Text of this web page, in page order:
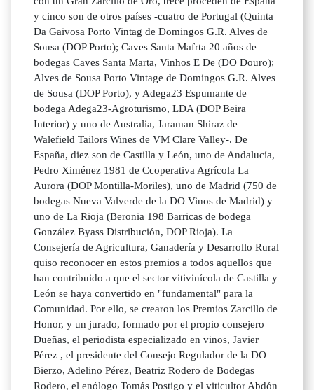
y cinco son de otros países -cuatro de Portugal (Quinta
Da Gaivosa Porto Vintag de Domingos G.R. Alves de
Sousa (DOP Porto); Caves Santa Mafrta 20 años de
bodegas Caves Santa Marta, Vinhos E De (DO Douro);
Alves de Sousa Porto Vintage de Domingos G.R. Alves
de Sousa (DOP Porto), y Adega23 Espumante de
bodega Adega23-Agroturismo, LDA (DOP Beira
Interior) y uno de Australia, Jaraman Shiraz de
Walefield Tailors Wines de VM Clare Valley-. De
España, diez son de Castilla y León, uno de Andalucía,
Pedro Ximénez 1981 de Ccoperativa Agrícola La
Aurora (DOP Montilla-Moriles), uno de Madrid (750 de
bodegas Nueva Valverde de la DO Vinos de Madrid) y
uno de La Rioja (Beronia 198 Barricas de bodega
González Byass Distribución, DOP Rioja). La
Consejería de Agricultura, Ganadería y Desarrollo Rural
quiso reconocer en estos premios a todos aquellos que
han contribuido a que el sector vitivinícola de Castilla y
León se haya convertido en "fundamental" para la
Comunidad. Por ello, se crearon los Premios Zarcillo de
Honor, y un jurado, formado por el propio consejero
Dueñas, el periodista especializado en vinos, Javier
Pérez , el presidente del Consejo Regulador de la DO
Bierzo, Adelino Pérez, Beatriz Rodero de Bodegas
Rodero, el enólogo Tomás Postigo y el viticultor Abdón